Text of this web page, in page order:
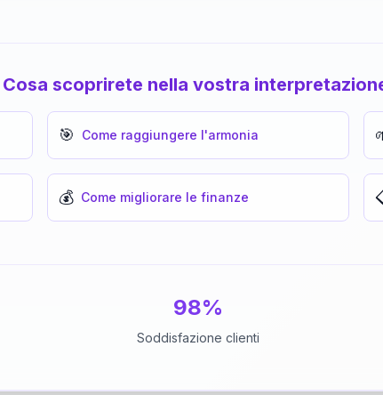
Cosa scoprirete nella vostra
🎯 Come raggiungere l'armonia
💰 Come migliorare le finanze
98%
Soddisfazione clienti